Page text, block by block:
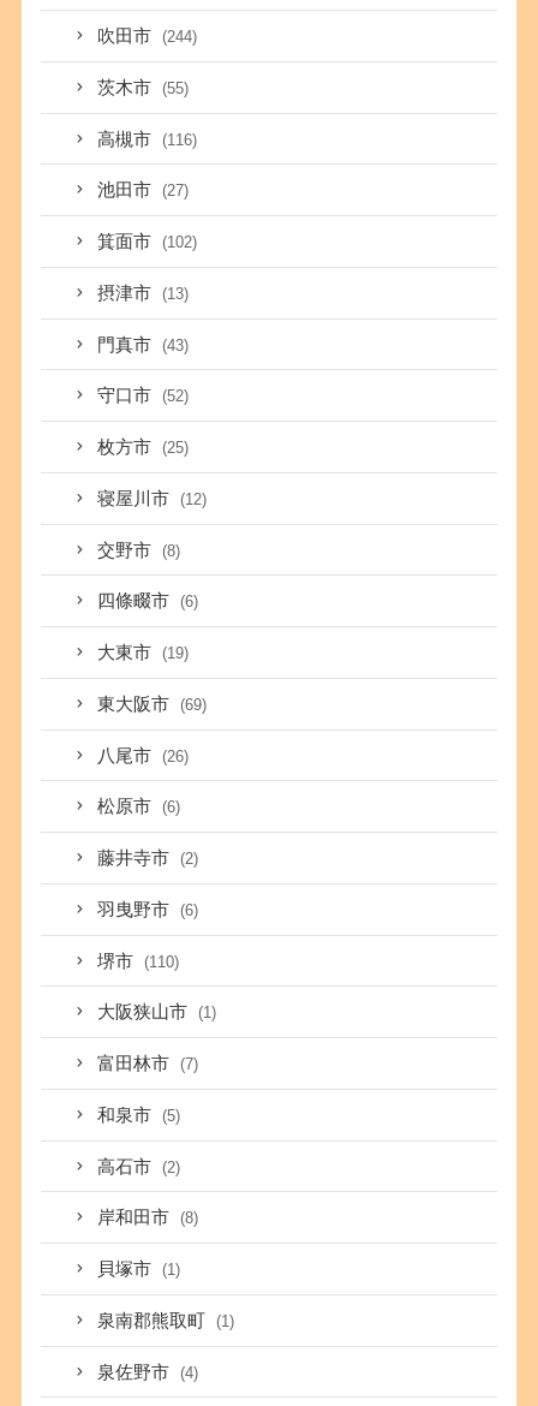
吹田市 (244)
茨木市 (55)
高槻市 (116)
池田市 (27)
箕面市 (102)
摂津市 (13)
門真市 (43)
守口市 (52)
枚方市 (25)
寝屋川市 (12)
交野市 (8)
四條畷市 (6)
大東市 (19)
東大阪市 (69)
八尾市 (26)
松原市 (6)
藤井寺市 (2)
羽曳野市 (6)
堺市 (110)
大阪狭山市 (1)
富田林市 (7)
和泉市 (5)
高石市 (2)
岸和田市 (8)
貝塚市 (1)
泉南郡熊取町 (1)
泉佐野市 (4)